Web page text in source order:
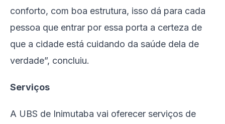
conforto, com boa estrutura, isso dá para cada
pessoa que entrar por essa porta a certeza de
que a cidade está cuidando da saúde dela de
verdade”, concluiu.
Serviços
A UBS de Inimutaba vai oferecer serviços de